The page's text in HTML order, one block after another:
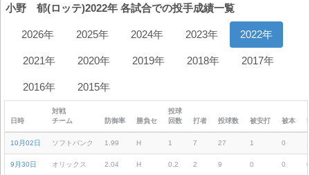
小野 郁(ロッテ)2022年 各試合での投手成績一覧
2026年 2025年 2024年 2023年 2022年
2021年 2020年 2019年 2018年 2017年
2016年 2015年
日時
対戦
チーム
防御率 勝負セ
投球
回数
打者 投球数 被安打 被本
10月02日 ソフトバンク 1.99 H 1 7 27 1 0
9月30日 オリックス 2.04 H 0.2 2 9 0 0 0